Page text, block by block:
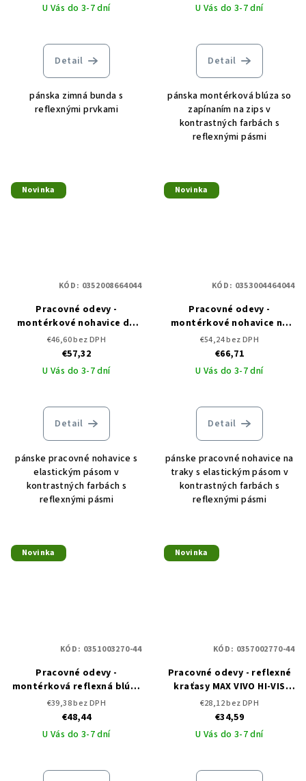
U Vás do 3-7 dní
Detail
pánska zimná bunda s
reflexnými prvkami
U Vás do 3-7 dní
Detail
pánska montérková blúza so
zapínaním na zips v
kontrastných farbách s
reflexnými pásmi
Novinka
Pracovné odevy -
montérkové nohavice do
pása CERVA MAX VIVO RFLX
€46,60 bez DPH
€57,32
U Vás do 3-7 dní
Detail
pánske pracovné nohavice s
elastickým pásom v
kontrastných farbách s
reflexnými pásmi
KÓD: 0352008664044
Novinka
Pracovné odevy -
montérkové nohavice na
traky CERVA MAX VIVO RFLX
€54,24 bez DPH
€66,71
U Vás do 3-7 dní
Detail
pánske pracovné nohavice na
traky s elastickým pásom v
kontrastných farbách s
reflexnými pásmi
KÓD: 0353004464044
Novinka
Pracovné odevy -
montérková reflexná blúza
MAX VIVO HI-VIS CERVA
€39,38 bez DPH
€48,44
U Vás do 3-7 dní
KÓD: 0351003270-44
Novinka
Pracovné odevy - reflexné
kraťasy MAX VIVO HI-VIS
CERVA
€28,12 bez DPH
€34,59
U Vás do 3-7 dní
KÓD: 0357002770-44